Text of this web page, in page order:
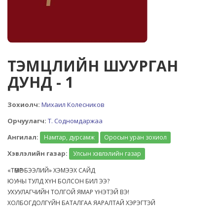
ТЭМЦЛИЙН ШУУРГАН
ДУНД - 1
Зохиолч: Михаил Колесников
Орчуулагч: Т. Содномдаржаа
Ангилал:
Намтар, дурсамж Оросын уран зохиол
Хэвлэлийн газар:
Улсын хэвлэлийн газар
«ТӨМӨР БЭЭЛИЙ» ХЭМЭЭХ САЙД
ЮУНЫ ТУЛД ХҮН БОЛСОН БИЛ ЭЭ?
УХУУЛАГЧИЙН ТОЛГОЙ ЯМАР ҮНЭТЭЙ ВЭ!
ХОЛБОГДОЛГҮЙН БАТАЛГАА ЯАРАЛТАЙ ХЭРЭГТЭЙ